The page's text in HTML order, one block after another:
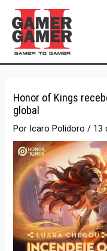
para
conteúdo
Honor of Kings
global
Por Icaro Polidoro/ 13